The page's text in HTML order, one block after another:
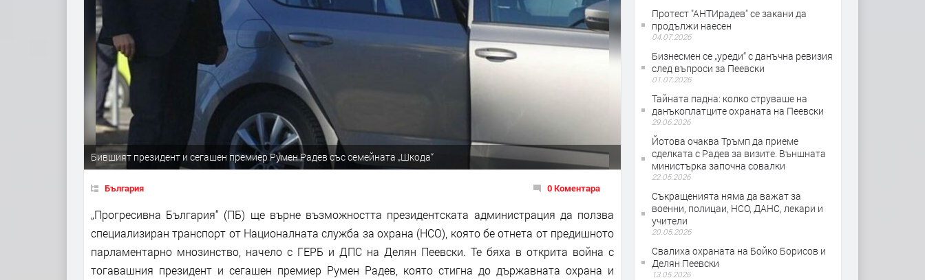
Бившият президент и сегашен премиер Румен Радев със семейната „Шкода“
България 0 Коментара
„Прогресивна България“ (ПБ) ще върне възможността президентската администрация да ползва
специализиран транспорт от Националната служба за охрана (НСО), която бе отнета от предишното
парламентарно мнозинство, начело с ГЕРБ и ДПС на Делян Пеевски. Те бяха в открита война с
тогавашния президент и сегашен премиер Румен Радев, която стигна до държавната охрана и
Протест "АНТИрадев" се закани да
продължи наесен
04.07.2026
Бизнесмен се „уреди“ с данъчна ревизия
след въпроси за Пеевски
01.07.2026
Тайната падна: колко струваше на
данъкоплатците охраната на Пеевски
29.06.2026
Йотова очаква Тръмп да приеме
сделката с Радев за визите. Външната
министърка започна совалки
22.05.2026
Съкращенията няма да важат за
военни, полицаи, НСО, ДАНС, лекари и
учители
20.05.2026
Свалиха охраната на Бойко Борисов и
Делян Пеевски
13.05.2026